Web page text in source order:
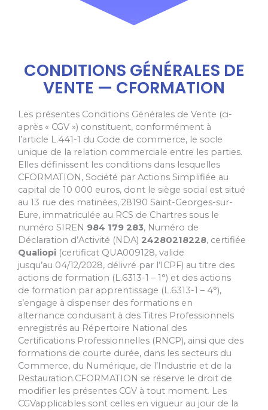
CONDITIONS GÉNÉRALES DE
VENTE — CFORMATION
Les présentes Conditions Générales de Vente (ci-
après « CGV ») constituent, conformément à
l’article L.441-1 du Code de commerce, le socle
unique de la relation commerciale entre les parties.
Elles définissent les conditions dans lesquelles
CFORMATION, Société par Actions Simplifiée au
capital de 10 000 euros, dont le siège social est situé
au 13 rue des matinées, 28190 Saint-Georges-sur-
Eure, immatriculée au RCS de Chartres sous le
numéro SIREN 984 179 283, Numéro de
Déclaration d’Activité (NDA) 24280218228, certifiée
Qualiopi (certificat QUA009128, valide
jusqu’au 04/12/2028, délivré par l’ICPF) au titre des
actions de formation (L.6313-1 – 1°) et des actions
de formation par apprentissage (L.6313-1 – 4°),
s’engage à dispenser des formations en
alternance conduisant à des Titres Professionnels
enregistrés au Répertoire National des
Certifications Professionnelles (RNCP), ainsi que des
formations de courte durée, dans les secteurs du
Commerce, du Numérique, de l’Industrie et de la
Restauration.CFORMATION se réserve le droit de
modifier les présentes CGV à tout moment. Les
CGVapplicables sont celles en vigueur au jour de la